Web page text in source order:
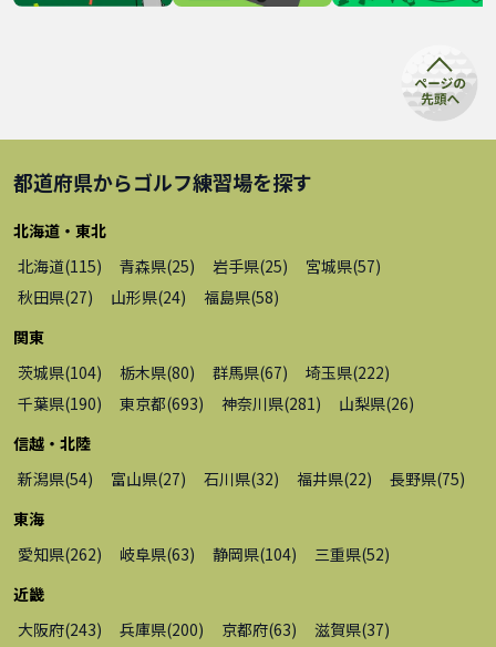
都道府県からゴルフ練習場を探す
北海道・東北
北海道(115) 青森県(25) 岩手県(25) 宮城県(57)
秋田県(27) 山形県(24) 福島県(58)
関東
茨城県(104) 栃木県(80) 群馬県(67) 埼玉県(222)
千葉県(190) 東京都(693) 神奈川県(281) 山梨県(26)
信越・北陸
新潟県(54) 富山県(27) 石川県(32) 福井県(22) 長野県(75)
東海
愛知県(262) 岐阜県(63) 静岡県(104) 三重県(52)
近畿
大阪府(243) 兵庫県(200) 京都府(63) 滋賀県(37)